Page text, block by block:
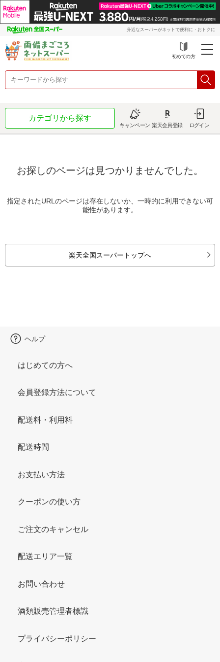
身近なスーパーがネットで便利に・おトクに
初めての方
カテゴリから探す
キャンペーン 楽天会員登録 ログイン
お探しのページは見つかりませんでした。
指定されたURLのページは存在しないか、一時的に利用できない可
能性があります。
楽天全国スーパートップへ
ヘルプ
はじめての方へ
会員登録方法について
配送料・利用料
配送時間
お支払い方法
クーポンの使い方
ご注文のキャンセル
配送エリア一覧
お問い合わせ
酒類販売管理者標識
プライバシーポリシー